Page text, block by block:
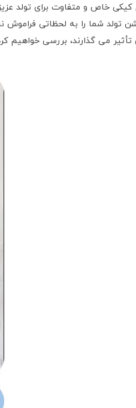
کیکی خاص و متفاوت برای تولد
تولد شما را به لحظاتی
می گذارند، بررسی خواهیم